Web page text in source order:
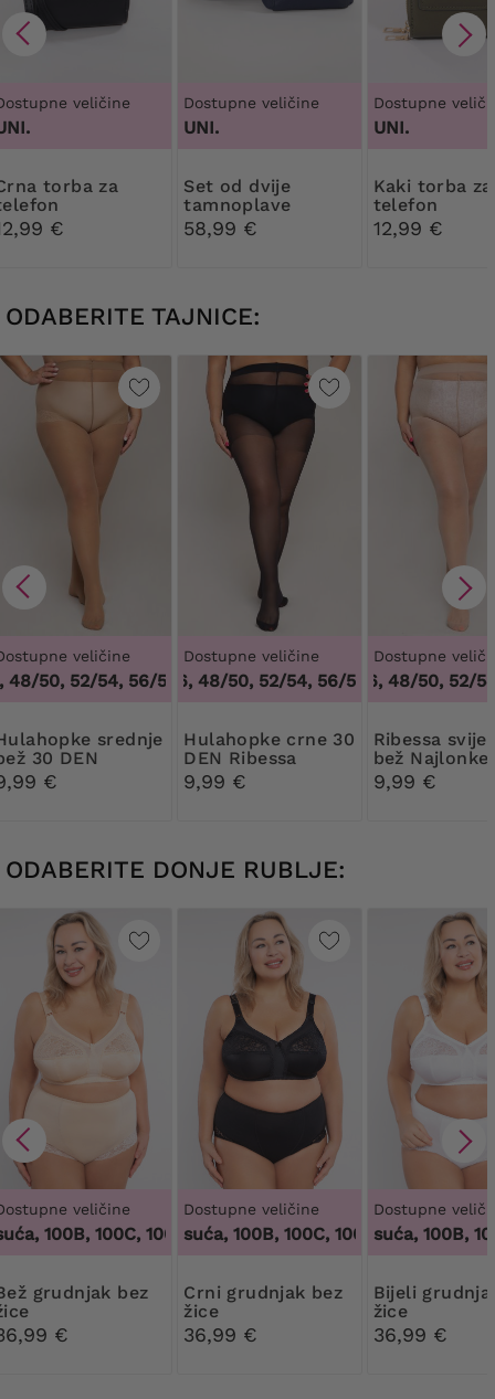
veličine
za
€
Dostupne veličine
UNI.
Set od dvije
tamnoplave
torbice
58,99 €
Dostupne
UNI.
Kaki torba za
telefon
12,99 €
ODABERITE TAJNICE:
veličine
50, 52/54, 56/58, 60/62,44/46, 48/50, 52/54, 56/58,
30 DEN
€
Dostupne veličine
44/46, 48/50, 52/54, 56/58, 60/62,44/46,
Hulahopke crne 30
DEN Ribessa
9,99 €
Dostupne
44/46, 48/50, 52/54,
Ribessa svijetlo
bež Najlonke
DEN
9,99 €
ODABERITE DONJE RUBLJE:
veličine
100B, 100C, 100D, 100DD, 100F, 100G, 100H, 100I, 100J,
bez
€
Dostupne veličine
100 tisuća, 100B, 100C, 100D, 100DD, 100F,
Crni grudnjak bez
žice
36,99 €
Dostupne
100 tisuća, 100B,
Bijeli grudnjak bez
žice
36,99 €